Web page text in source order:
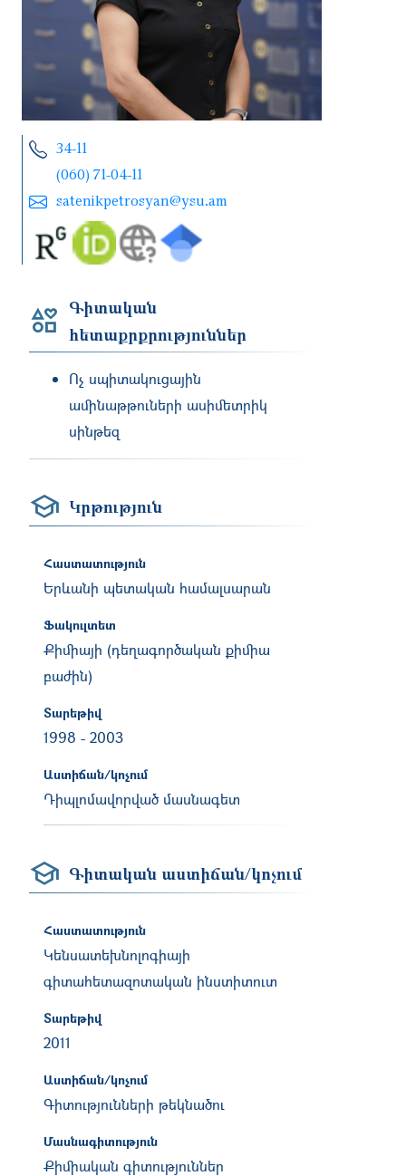
34-11
(060) 71-04-11
satenikpetrosyan@ysu.am
Գիտական
հետաքրքրություններ
Ոչ սպիտակուցային
ամինաթթուների ասիմետրիկ
սինթեզ
Կրթություն
Հաստատություն
Երևանի պետական համալսարան
Ֆակուլտետ
Քիմիայի (դեղագործական քիմիա
բաժին)
Տարեթիվ
1998 - 2003
Աստիճան/կոչում
Դիպլոմավորված մասնագետ
Գիտական աստիճան/կոչում
Հաստատություն
Կենսատեխնոլոգիայի
գիտահետազոտական ինստիտուտ
Տարեթիվ
2011
Աստիճան/կոչում
Գիտությունների թեկնածու
Մասնագիտություն
Քիմիական գիտություններ